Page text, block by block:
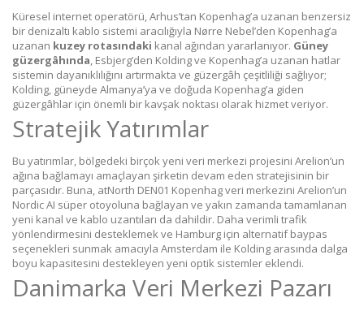
Küresel internet operatörü, Arhus’tan Kopenhag’a uzanan benzersiz
bir denizaltı kablo sistemi aracılığıyla Nørre Nebel’den Kopenhag’a
uzanan kuzey rotasındaki kanal ağından yararlanıyor. Güney
güzergâhında , Esbjerg’den Kolding ve Kopenhag’a uzanan hatlar
sistemin dayanıklılığını artırmakta ve güzergâh çeşitliliği sağlıyor;
Kolding, güneyde Almanya’ya ve doğuda Kopenhag’a giden
güzergâhlar için önemli bir kavşak noktası olarak hizmet veriyor.
Stratejik Yatırımlar
Bu yatırımlar, bölgedeki birçok yeni veri merkezi projesini Arelion’un
ağına bağlamayı amaçlayan şirketin devam eden stratejisinin bir
parçasıdır. Buna, atNorth DEN01 Kopenhag veri merkezini Arelion’un
Nordic AI süper otoyoluna bağlayan ve yakın zamanda tamamlanan
yeni kanal ve kablo uzantıları da dahildir. Daha verimli trafik
yönlendirmesini desteklemek ve Hamburg için alternatif baypas
seçenekleri sunmak amacıyla Amsterdam ile Kolding arasında dalga
boyu kapasitesini destekleyen yeni optik sistemler eklendi.
Danimarka Veri Merkezi Pazarı